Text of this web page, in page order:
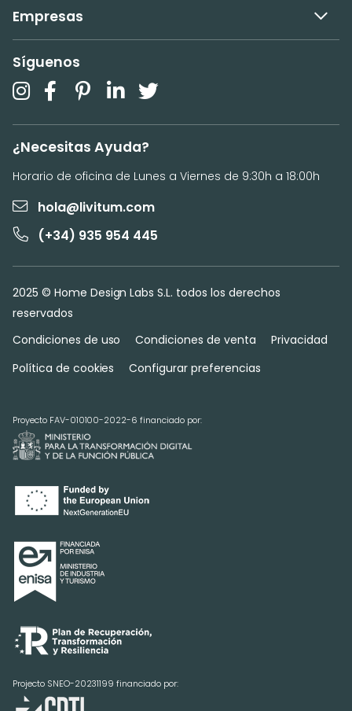
Empresas
Síguenos
¿Necesitas Ayuda?
Horario de oficina de Lunes a Viernes de 9:30h a 18:00h
hola@livitum.com
(+34) 935 954 445
2025 © Home Design Labs S.L. todos los derechos
reservados
Condiciones de uso
Condiciones de venta
Privacidad
Política de cookies
Configurar preferencias
Proyecto FAV-010100-2022-6 financiado por:
Projecto SNEO-20231199 financiado por: